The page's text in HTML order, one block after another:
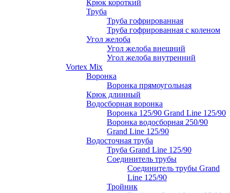
Крюк короткий
Труба
Труба гофрированная
Труба гофрированная с коленом
Угол желоба
Угол желоба внешний
Угол желоба внутренний
Vortex Mix
Воронка
Воронка прямоугольная
Крюк длинный
Водосборная воронка
Воронка 125/90 Grand Line 125/90
Воронка водосборная 250/90
Grand Line 125/90
Водосточная труба
Труба Grand Line 125/90
Соединитель трубы
Соединитель трубы Grand
Line 125/90
Тройник